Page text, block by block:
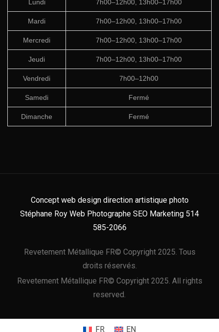
Lundi 7h00–12h00, 13h00–17h00
Mardi 7h00–12h00, 13h00–17h00
Mercredi 7h00–12h00, 13h00–17h00
Jeudi 7h00–12h00, 13h00–17h00
Vendredi 7h00–12h00
Samedi Fermé
Dimanche Fermé
Concept web design direction artistique photo
Stéphane Roy Web Photographe SEO Marketing 514
585-2066
Revetement Métallique FR© Copyright 2025. Tous
droits réservés.
Revetement Métallique FR© Copyright 2025. All rights
reserved.
FR EN